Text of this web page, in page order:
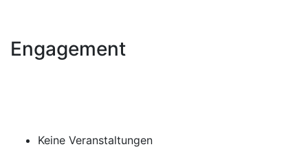
Engagement
Keine Veranstaltungen